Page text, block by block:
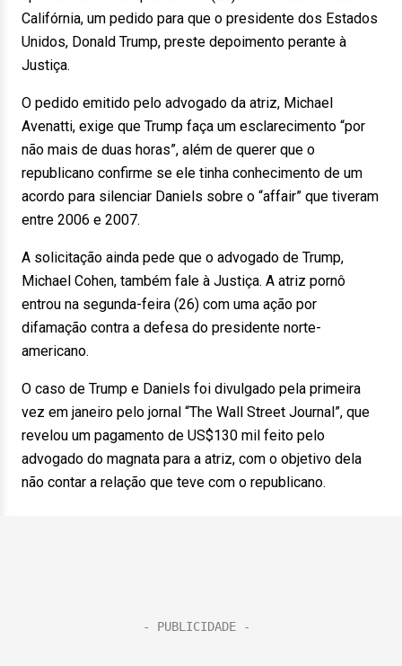
Califórnia, um pedido para que o presidente dos Estados
Unidos, Donald Trump, preste depoimento perante à
Justiça.
O pedido emitido pelo advogado da atriz, Michael
Avenatti, exige que Trump faça um esclarecimento “por
não mais de duas horas”, além de querer que o
republicano confirme se ele tinha conhecimento de um
acordo para silenciar Daniels sobre o “affair” que tiveram
entre 2006 e 2007.
A solicitação ainda pede que o advogado de Trump,
Michael Cohen, também fale à Justiça. A atriz pornô
entrou na segunda-feira (26) com uma ação por
difamação contra a defesa do presidente norte-
americano.
O caso de Trump e Daniels foi divulgado pela primeira
vez em janeiro pelo jornal “The Wall Street Journal”, que
revelou um pagamento de US$130 mil feito pelo
advogado do magnata para a atriz, com o objetivo dela
não contar a relação que teve com o republicano.